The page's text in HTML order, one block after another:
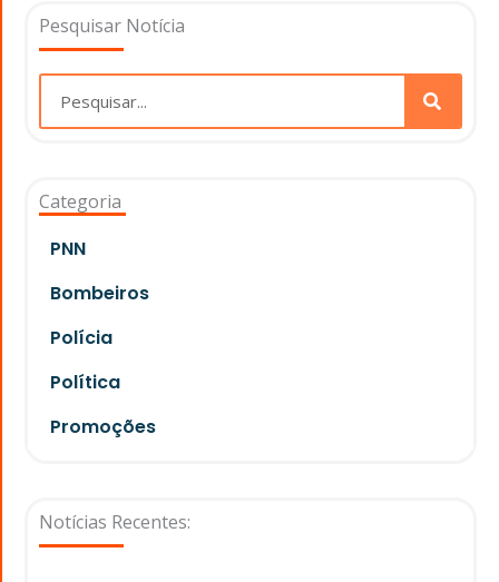
Pesquisar Notícia
Categoria
PNN
Bombeiros
Polícia
Política
Promoções
Notícias Recentes: